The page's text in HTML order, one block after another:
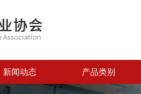
新闻动态 产品类别